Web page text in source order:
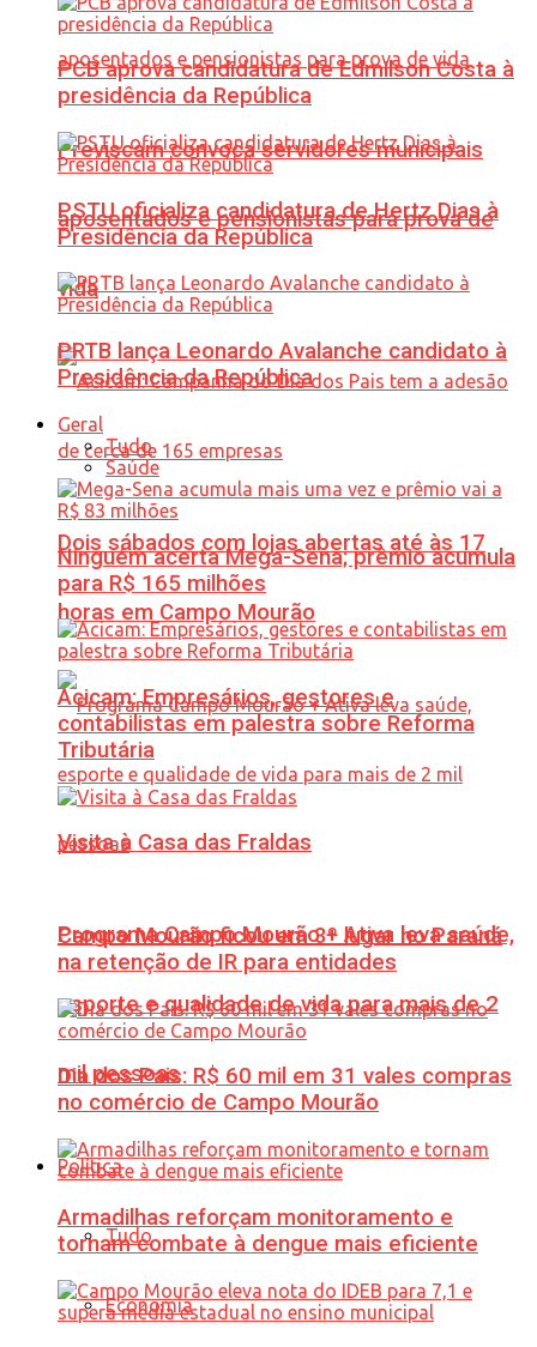
Previscam convoca servidores municipais
aposentados e pensionistas para prova de
vida
Dois sábados com lojas abertas até às 17
horas em Campo Mourão
Programa Campo Mourão + Ativa leva saúde,
esporte e qualidade de vida para mais de 2
mil pessoas
Política
Tudo
Economia
PCB aprova candidatura de Edmilson Costa à
presidência da República
PSTU oficializa candidatura de Hertz Dias à
Presidência da República
PRTB lança Leonardo Avalanche candidato à
Presidência da República
Geral
Tudo
Saúde
Ninguém acerta Mega-Sena; prêmio acumula
para R$ 165 milhões
Acicam: Empresários, gestores e
contabilistas em palestra sobre Reforma
Tributária
Visita à Casa das Fraldas
Campo Mourão ficou em 3º lugar no Paraná
na retenção de IR para entidades
Dia dos Pais: R$ 60 mil em 31 vales compras
no comércio de Campo Mourão
Armadilhas reforçam monitoramento e
tornam combate à dengue mais eficiente